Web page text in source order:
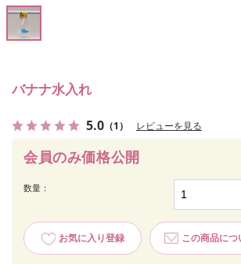
バナナ水入れ
5.0 （1） レビューを見る
会員のみ価格公開
数量：
お気に入り登録 この商品につ